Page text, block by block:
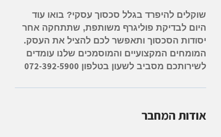
שוקלים להיפרד בגלל סכסוך עסקי? בואו עוד
היום לבדיקת פוליגרף משותפת, שתתחקה אחר
יסודות הסכסוך ותאפשר לכם להציל את העסק.
המומחים המקצועיים והמוסמכים שלנו עומדים
לשירותכם מסביב לשעון בטלפון 072-392-5900
אודות המחבר